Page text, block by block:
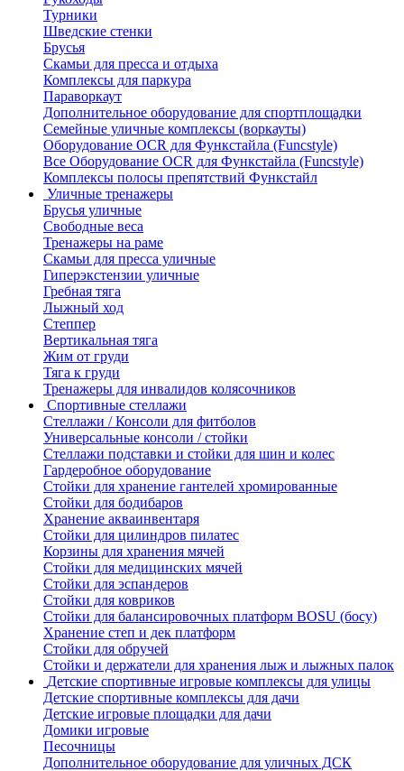
Турники
Шведские стенки
Брусья
Скамьи для пресса и отдыха
Комплексы для паркура
Параворкаут
Дополнительное оборудование для спортплощадки
Семейные уличные комплексы (воркауты)
Оборудование OCR для Функстайла (Funcstyle)
Все Оборудование OCR для Функстайла (Funcstyle)
Комплексы полосы препятствий Функстайл
Уличные тренажеры
Брусья уличные
Свободные веса
Тренажеры на раме
Скамьи для пресса уличные
Гиперэкстензии уличные
Гребная тяга
Лыжный ход
Степпер
Вертикальная тяга
Жим от груди
Тяга к груди
Тренажеры для инвалидов колясочников
Спортивные стеллажи
Стеллажи / Консоли для фитболов
Универсальные консоли / стойки
Стеллажи подставки и стойки для шин и колес
Гардеробное оборудование
Стойки для хранение гантелей хромированные
Стойки для бодибаров
Хранение акваинвентаря
Стойки для цилиндров пилатес
Корзины для хранения мячей
Стойки для медицинских мячей
Стойки для эспандеров
Стойки для ковриков
Стойки для балансировочных платформ BOSU (босу)
Хранение степ и дек платформ
Стойки для обручей
Стойки и держатели для хранения лыж и лыжных палок
Детские спортивные игровые комплексы для улицы
Детские спортивные комплексы для дачи
Детские игровые площадки для дачи
Домики игровые
Песочницы
Дополнительное оборудование для уличных ДСК